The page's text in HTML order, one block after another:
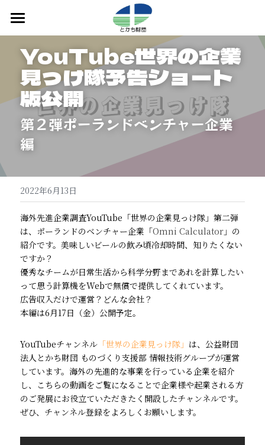
Home
トピックス
開発製品紹介
Products(English)
とかち財団ホームページ
YouTube世界の企業
見っけ隊予告ショート
版公開
第２弾ポーランドベンチャー企業
編
2022年6月13日
海外先進企業調査YouTube「世界の企業見っけ隊」第二弾
は、ポーランドのベンチャー企業「Omni Calculator 」の
紹介です。美味しいビールの飲み頃冷却時間、知りたくない
ですか？
優秀なチームが日常生活から科学分野まであれを計算したい
って思う計算機をWebで無償で提供してくれています。
広告収入だけで運営？どんな会社？
本編は6月17日（金）公開予定。
YouTubeチャンネル 「世界の企業見っけ隊」 は、公益財団
法人とかち財団 ものづくり支援部 情報技術グループが運営
しています。海外の先進的な事業を行っている企業を紹介
し、こちらの動画をご覧になることで企業様や起業される方
のご発展にお役立ていただきたく開設したチャンネルです。
ぜひ、チャンネル登録をよろしくお願いします。